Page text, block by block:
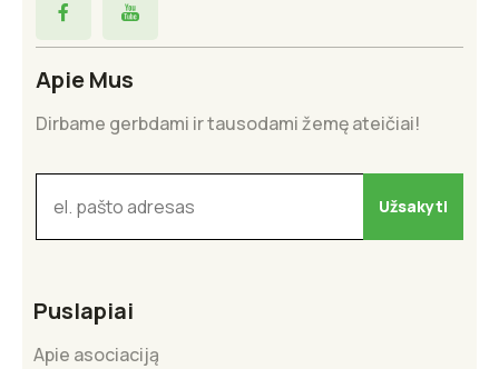
Apie Mus
Dirbame gerbdami ir tausodami žemę ateičiai!
Puslapiai
Apie asociaciją